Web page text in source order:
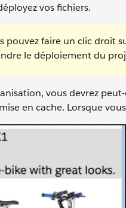
vos fichiers.
pouvez faire un clic droit
le déploiement du
vous devrez
en cache. Lorsque